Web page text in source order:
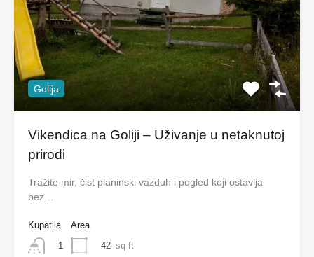
Golija
Vikendica na Goliji – Uživanje u netaknutoj
prirodi
Tražite mir, čist planinski vazduh i pogled koji ostavlja
bez…
Kupatila
1
Area
42 sq ft